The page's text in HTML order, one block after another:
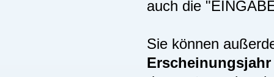
auch die
Sie können